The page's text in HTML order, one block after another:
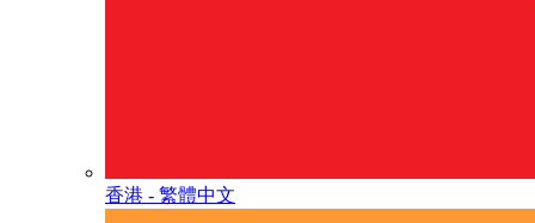
香港 - 繁體中文